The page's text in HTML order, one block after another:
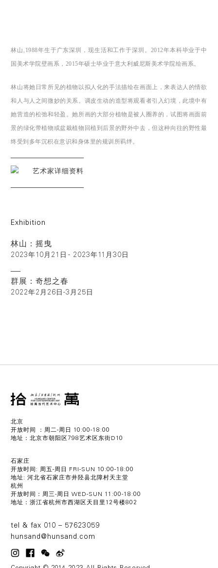
林山,1988年生于广东深圳，现生活和工作于深圳。2012年本科毕业于中
国美术学院壁画系，2015年硕士毕业于意大利威尼斯美术学院绘画系。
林山将她日常所见的植物以拟人化的手法描绘在画面上，来表达人的情欲
和人与人之间微妙的关系。调皮生动的造型将观看者引入幻境，此境中有
她营造的松弛和轻盈。她所画的大部分植物是被人圈养的，试图将画面前
景的绿化带植物或盆栽植物回植到后景的野外中去，但这种向往的野性最
终受到多年沉积在意识和身体里的规训所羁绊。
艺术家详细资料
Exhibition
林山：摇曳
2023年10月21日 - 2023年11月30日
群展：奇想之春
2022年2月26日-3月25日
北京
开放时间 ：周二-周日 10:00-18:00
地址：北京市朝阳区798艺术区东街D10
石家庄
开放时间: 周五-周日 FRI-SUN 10:00-18:00
地址: 河北省石家庄市井陉县北障村天主堂
杭州
开放时间：周三-周日 WED-SUN 11:00-18:00
地址：浙江省杭州市西湖区天目里12号楼802
tel & fax 010 – 57623059
hunsand@hunsand.com